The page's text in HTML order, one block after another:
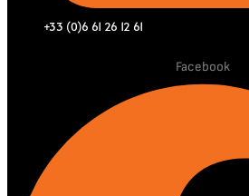
+33 (0)6 61 26 12 61
Facebook